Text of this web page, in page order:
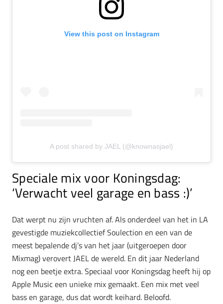
View this post on Instagram
A post shared by JAEL (@knownasjael)
Speciale mix voor Koningsdag:
‘Verwacht veel garage en bass :)’
Dat werpt nu zijn vruchten af. Als onderdeel van het in LA
gevestigde muziekcollectief Soulection en een van de
meest bepalende dj’s van het jaar (uitgeroepen door
Mixmag) verovert JAEL de wereld. En dit jaar Nederland
nog een beetje extra. Speciaal voor Koningsdag heeft hij op
Apple Music een unieke mix gemaakt. Een mix met veel
bass en garage, dus dat wordt keihard. Beloofd.